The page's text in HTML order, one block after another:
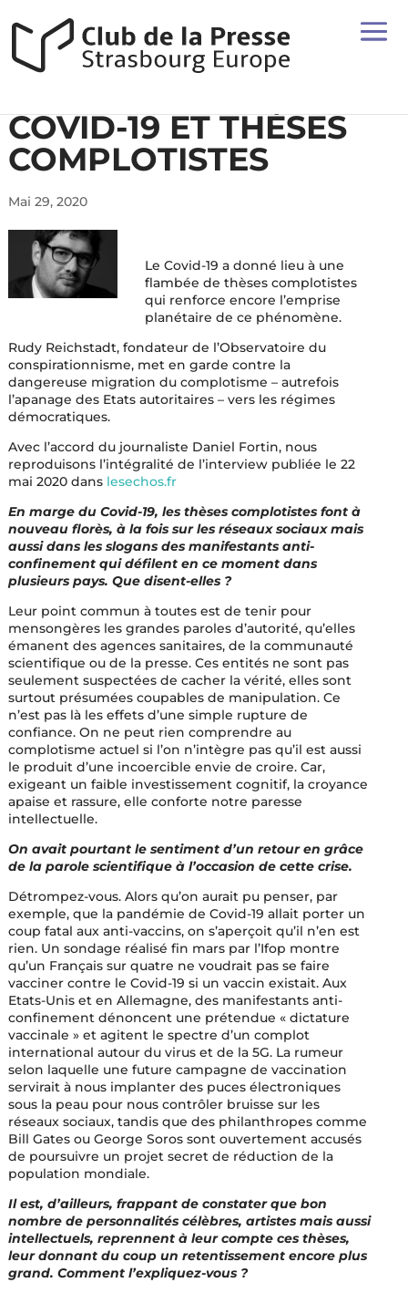
COVID-19 ET THÈSES
COMPLOTISTES
Mai 29, 2020
Le Covid-19 a donné lieu à une
flambée de thèses complotistes
qui renforce encore l’emprise
planétaire de ce phénomène.
Rudy Reichstadt, fondateur de l’Observatoire du
conspirationnisme, met en garde contre la
dangereuse migration du complotisme – autrefois
l’apanage des Etats autoritaires – vers les régimes
démocratiques.
Avec l’accord du journaliste Daniel Fortin, nous
reproduisons l’intégralité de l’interview publiée le 22
mai 2020 dans lesechos.fr
En marge du Covid-19, les thèses complotistes font à
nouveau florès, à la fois sur les réseaux sociaux mais
aussi dans les slogans des manifestants anti-
confinement qui défilent en ce moment dans
plusieurs pays. Que disent-elles ?
Leur point commun à toutes est de tenir pour
mensongères les grandes paroles d’autorité, qu’elles
émanent des agences sanitaires, de la communauté
scientifique ou de la presse. Ces entités ne sont pas
seulement suspectées de cacher la vérité, elles sont
surtout présumées coupables de manipulation. Ce
n’est pas là les effets d’une simple rupture de
confiance. On ne peut rien comprendre au
complotisme actuel si l’on n’intègre pas qu’il est aussi
le produit d’une incoercible envie de croire. Car,
exigeant un faible investissement cognitif, la croyance
apaise et rassure, elle conforte notre paresse
intellectuelle.
On avait pourtant le sentiment d’un retour en grâce
de la parole scientifique à l’occasion de cette crise.
Détrompez-vous. Alors qu’on aurait pu penser, par
exemple, que la pandémie de Covid-19 allait porter un
coup fatal aux anti-vaccins, on s’aperçoit qu’il n’en est
rien. Un sondage réalisé fin mars par l’Ifop montre
qu’un Français sur quatre ne voudrait pas se faire
vacciner contre le Covid-19 si un vaccin existait. Aux
Etats-Unis et en Allemagne, des manifestants anti-
confinement dénoncent une prétendue « dictature
vaccinale » et agitent le spectre d’un complot
international autour du virus et de la 5G. La rumeur
selon laquelle une future campagne de vaccination
servirait à nous implanter des puces électroniques
sous la peau pour nous contrôler bruisse sur les
réseaux sociaux, tandis que des philanthropes comme
Bill Gates ou George Soros sont ouvertement accusés
de poursuivre un projet secret de réduction de la
population mondiale.
Il est, d’ailleurs, frappant de constater que bon
nombre de personnalités célèbres, artistes mais aussi
intellectuels, reprennent à leur compte ces thèses,
leur donnant du coup un retentissement encore plus
grand. Comment l’expliquez-vous ?